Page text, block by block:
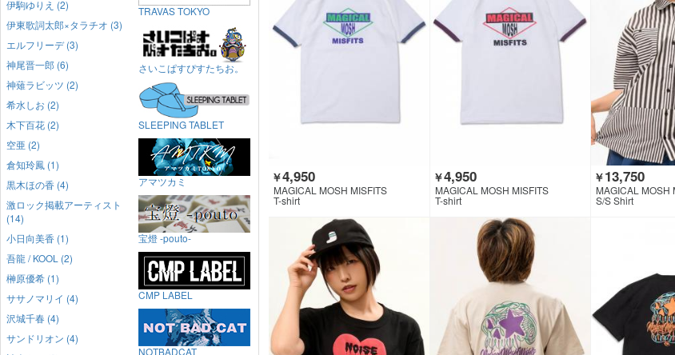
￥4,950
MAGICAL MOSH MISFITS
T-shirt
￥4,950
MAGICAL MOSH MISFITS
T-shirt
￥13,750
MAGICAL MOSH
S/S Shirt
伊駒ゆりえ (2)
伊東歌詞太郎×タラチオ (3)
エルフリーデ (3)
神尾晋一郎 (6)
神薙ラビッツ (2)
希水しお (2)
木下百花 (2)
空亜 (2)
倉知玲鳳 (1)
黒木ほの香 (4)
激ロック掲載アーティスト
(14)
小日向美香 (1)
吾龍 / KOOL (2)
榊原優希 (1)
ササノマリイ (4)
沢城千春 (4)
サンドリオン (4)
TRAVAS TOKYO
さいこぱすぴすたちお。
SLEEPING TABLET
アマツカミ
宝燈 -pouto-
CMP LABEL
NOTBADCAT